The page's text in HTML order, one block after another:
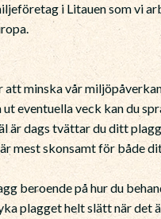
i Litauen som vi
att minska vår
eventuella veck kan du
är dags tvättar du ditt
mest skonsamt för både
beroende på hur du
plagget helt slätt när det